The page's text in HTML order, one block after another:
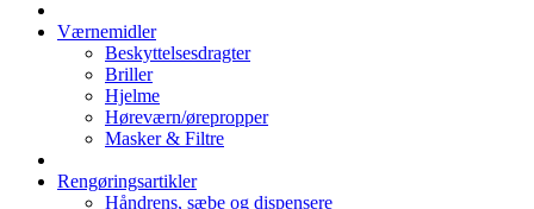
Værnemidler
Beskyttelsesdragter
Briller
Hjelme
Høreværn/ørepropper
Masker & Filtre
Rengøringsartikler
Håndrens, sæbe og dispensere